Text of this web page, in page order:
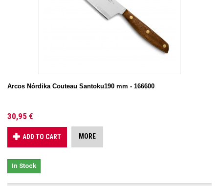
Arcos Nórdika Couteau Santoku190 mm - 166600
30,95 €
ADD TO CART MORE
In Stock